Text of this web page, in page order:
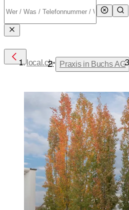
local.ch• Praxis in Buchs AG